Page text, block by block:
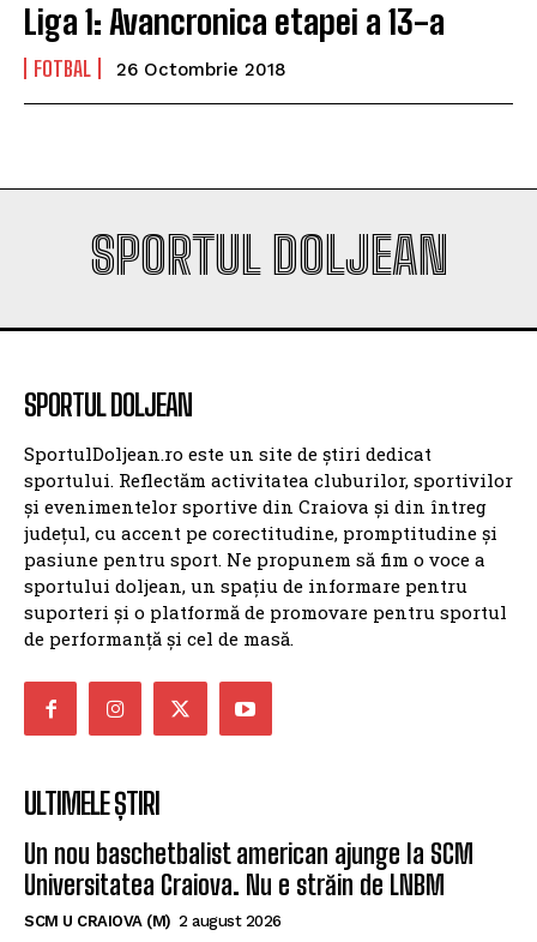
Liga 1: Avancronica etapei a 13-a
FOTBAL 26 Octombrie 2018
SPORTUL DOLJEAN
SPORTUL DOLJEAN
SportulDoljean.ro este un site de știri dedicat
sportului. Reflectăm activitatea cluburilor, sportivilor
și evenimentelor sportive din Craiova și din întreg
județul, cu accent pe corectitudine, promptitudine și
pasiune pentru sport. Ne propunem să fim o voce a
sportului doljean, un spațiu de informare pentru
suporteri și o platformă de promovare pentru sportul
de performanță și cel de masă.
ULTIMELE ȘTIRI
Un nou baschetbalist american ajunge la SCM
Universitatea Craiova. Nu e străin de LNBM
SCM U CRAIOVA (M) 2 august 2026